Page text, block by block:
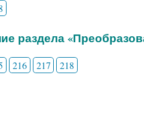
раздела
216 217
218